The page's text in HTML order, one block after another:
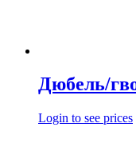
Дюбель/
Login to see prices